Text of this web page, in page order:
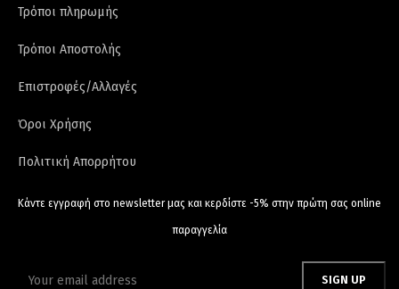
Τρόποι πληρωμής
Τρόποι Αποστολής
Επιστροφές/Αλλαγές
Όροι Χρήσης
Πολιτική Απορρήτου
Κάντε εγγραφή στο newsletter μας και κερδίστε -5% στην πρώτη σας online
παραγγελία